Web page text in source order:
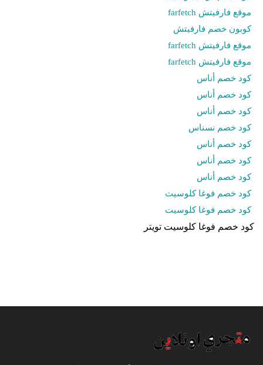
موقع فارفيتش farfetch
كوبون خصم فارفيتش
موقع فارفيتش farfetch
موقع فارفيتش farfetch
كود خصم أناس
كود خصم أناس
كود خصم أناس
كود خصم نسناس
كود خصم أناس
كود خصم أناس
كود خصم أناس
كود خصم فوغا كلوسيت
كود خصم فوغا كلوسيت
كود خصم فوغا كلوسيت تويتر